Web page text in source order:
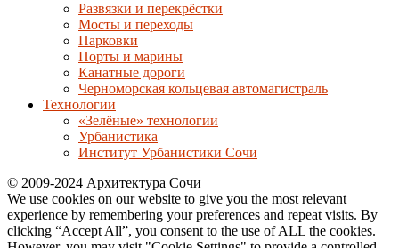
Развязки и перекрёстки
Мосты и переходы
Парковки
Порты и марины
Канатные дороги
Черноморская кольцевая автомагистраль
Технологии
«Зелёные» технологии
Урбанистика
Институт Урбанистики Сочи
© 2009-2024 Архитектура Сочи
We use cookies on our website to give you the most relevant
experience by remembering your preferences and repeat visits. By
clicking “Accept All”, you consent to the use of ALL the cookies.